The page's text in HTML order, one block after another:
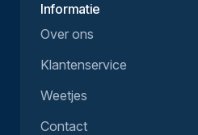
Informatie
Over ons
Klantenservice
Weetjes
Contact